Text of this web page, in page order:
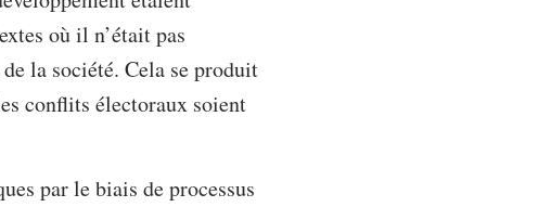
où il n’était pas
la société. Cela se produit
conflits électoraux soient
par le biais de processus